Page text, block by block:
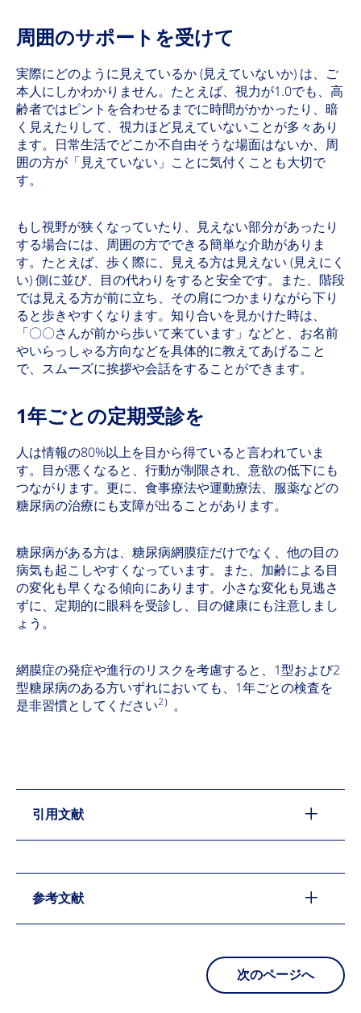
周囲のサポートを受けて
実際にどのように見えているか (見えていないか) は、ご
本人にしかわかりません。たとえば、視力が1.0でも、高
齢者ではピントを合わせるまでに時間がかかったり、暗
く見えたりして、視力ほど見えていないことが多々あり
ます。日常生活でどこか不自由そうな場面はないか、周
囲の方が「見えていない」ことに気付くことも大切で
す。
もし視野が狭くなっていたり、見えない部分があったり
する場合には、周囲の方でできる簡単な介助がありま
す。たとえば、歩く際に、見える方は見えない (見えにく
い) 側に並び、目の代わりをすると安全です。また、階段
では見える方が前に立ち、その肩につかまりながら下り
ると歩きやすくなります。知り合いを見かけた時は、
「〇〇さんが前から歩いて来ています」などと、お名前
やいらっしゃる方向などを具体的に教えてあげること
で、スムーズに挨拶や会話をすることができます。
1年ごとの定期受診を
人は情報の80%以上を目から得ていると言われていま
す。目が悪くなると、行動が制限され、意欲の低下にも
つながります。更に、食事療法や運動療法、服薬などの
糖尿病の治療にも支障が出ることがあります。
糖尿病がある方は、糖尿病網膜症だけでなく、他の目の
病気も起こしやすくなっています。また、加齢による目
の変化も早くなる傾向にあります。小さな変化も見逃さ
ずに、定期的に眼科を受診し、目の健康にも注意しまし
ょう。
網膜症の発症や進行のリスクを考慮すると、1型および2
型糖尿病のある方いずれにおいても、1年ごとの検査を
是非習慣としてください2） 。
引用文献
参考文献
次のページへ